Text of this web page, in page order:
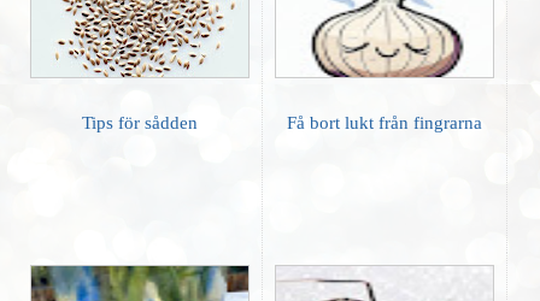
Tips för sådden Få bort lukt från fingrarna